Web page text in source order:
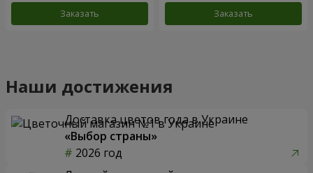
Заказать Заказать
Наши достижения
Доставка цветов года в Украине
«Выбор страны»
2026 год